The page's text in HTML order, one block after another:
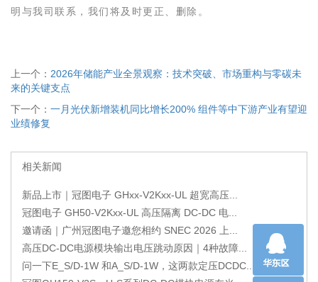
明与我司联系，我们将及时更正、删除。
上一个： 2026年储能产业全景观察：技术突破、市场重构与零碳未
来的关键支点
下一个： 一月光伏新增装机同比增长200% 组件等中下游产业有望迎
业绩修复
相关新闻
新品上市｜冠图电子 GHxx-V2Kxx-UL 超宽高压...
冠图电子 GH50-V2Kxx-UL 高压隔离 DC-DC 电...
邀请函｜广州冠图电子邀您相约 SNEC 2026 上...
高压DC-DC电源模块输出电压跳动原因｜4种故障...
问一下E_S/D-1W 和A_S/D-1W，这两款定压DCDC...